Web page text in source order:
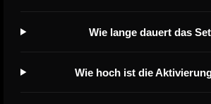
Wie lange dauert das
Wie hoch ist die